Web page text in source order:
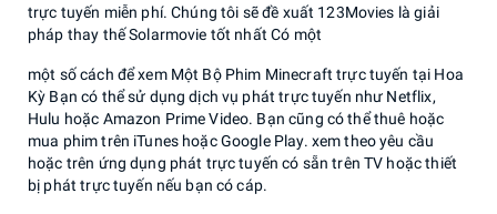
trực tuyến miễn phí. Chúng tôi sẽ đề xuất 123Movies là giải
pháp thay thế Solarmovie tốt nhất Có một
một số cách để xem Một Bộ Phim Minecraft trực tuyến tại Hoa
Kỳ Bạn có thể sử dụng dịch vụ phát trực tuyến như Netflix,
Hulu hoặc Amazon Prime Video. Bạn cũng có thể thuê hoặc
mua phim trên iTunes hoặc Google Play. xem theo yêu cầu
hoặc trên ứng dụng phát trực tuyến có sẵn trên TV hoặc thiết
bị phát trực tuyến nếu bạn có cáp.